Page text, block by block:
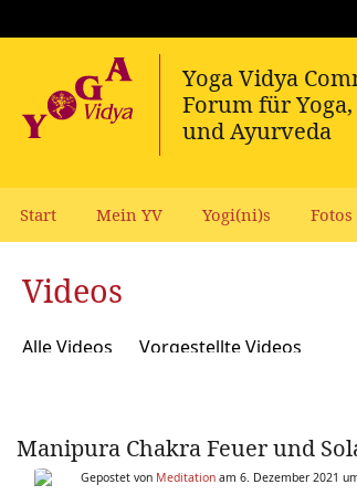
Start Mein YV Yogi(ni)s Fotos
Videos
Alle Videos Vorgestellte Videos
Manipura Chakra Feuer und
Gepostet von Meditation am 6. Dezember 2021